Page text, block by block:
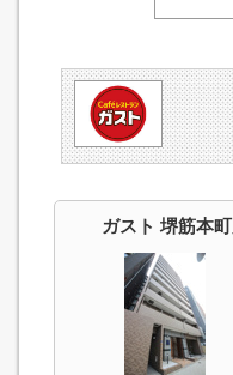
ガスト 堺筋本